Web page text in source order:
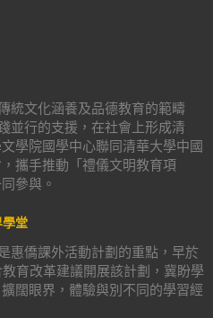
統文化涵養及品德教育的範疇
並行的支援，在社會上形成清
學院國學中心聯同清華大學中國
攜手推動「禮儀文明教育項
參與。
堂
惠僑課外活動計劃的重點，早於
育改革建議開展該計劃，冀盼學
闊眼界，體驗與別不同的學習經